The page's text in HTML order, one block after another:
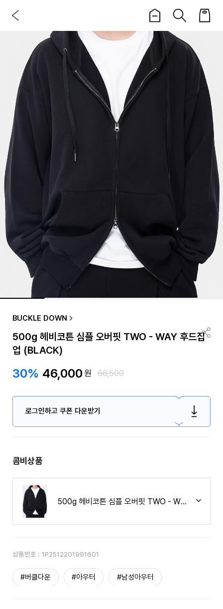
BUCKLE DOWN
500g 헤비코튼 심플 오버핏 TWO - WAY 후드집
업 (BLACK)
30% 46,000원 66,500
로그인하고 쿠폰 다운받기
콤비상품
500g 헤비코튼 심플 오버핏 TWO - WAY 후드집
상품번호 : 1P2512201991601
#버클다운 #아우터 #남성아우터